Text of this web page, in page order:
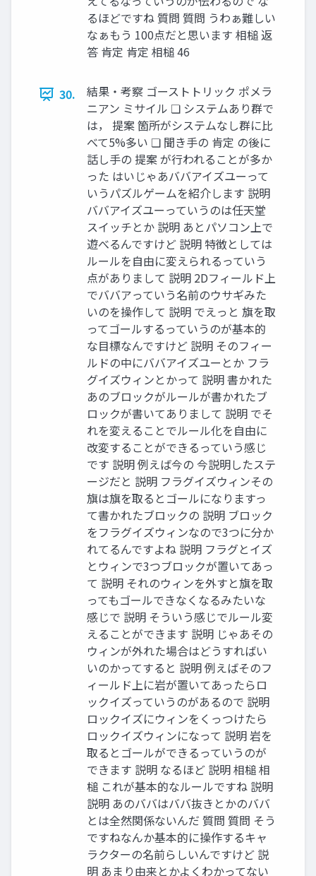
るほどですね 質問 質問 うわぁ難しい
なぁもう 100点だと思います 相槌 返
答 肯定 肯定 相槌 46
30.
結果・考察 ゴーストトリック ポメラ
ニアン ミサイル ❏ システムあり群で
は， 提案 箇所がシステムなし群に比
べて5%多い ❏ 聞き手の 肯定 の後に
話し手の 提案 が行われることが多か
った はいじゃあババアイズユーって
いうパズルゲームを紹介します 説明
ババアイズユーっていうのは任天堂
スイッチとか 説明 あとパソコン上で
遊べるんですけど 説明 特徴としては
ルールを⾃由に変えられるっていう
点がありまして 説明 2Dフィールド上
でババアっていう名前のウサギみた
いのを操作して 説明 でえっと 旗を取
ってゴールするっていうのが基本的
な⽬標なんですけど 説明 そのフィー
ルドの中にババアイズユーとか フラ
グイズウィンとかって 説明 書かれた
あのブロックがルールが書かれたブ
ロックが書いてありまして 説明 でそ
れを変えることでルール化を⾃由に
改変することができるっていう感じ
です 説明 例えば今の 今説明したステ
ージだと 説明 フラグイズウィンその
旗は旗を取るとゴールになりますっ
て書かれたブロックの 説明 ブロック
をフラグイズウィンなので3つに分か
れてるんですよね 説明 フラグとイズ
とウィンで3つブロックが置いてあっ
て 説明 それのウィンを外すと旗を取
ってもゴールできなくなるみたいな
感じで 説明 そういう感じでルール変
えることができます 説明 じゃあその
ウィンが外れた場合はどうすればい
いのかってすると 説明 例えばそのフ
ィールド上に岩が置いてあったらロ
ックイズっていうのがあるので 説明
ロックイズにウィンをくっつけたら
ロックイズウィンになって 説明 岩を
取るとゴールができるっていうのが
できます 説明 なるほど 説明 相槌 相
槌 これが基本的なルールですね 説明
説明 あのババはババ抜きとかのババ
とは全然関係ないんだ 質問 質問 そう
ですねなんか基本的に操作するキャ
ラクターの名前らしいんですけど 説
明 あまり由来とかよくわかってない